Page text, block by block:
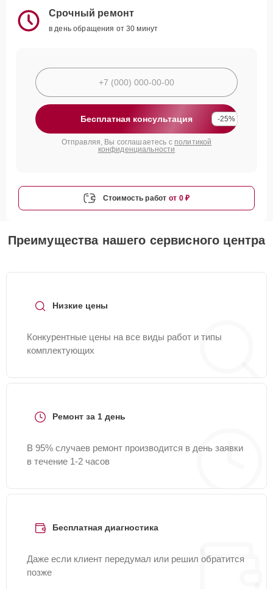
Срочный ремонт
в день обращения от 30 минут
Бесплатная консультация -25%
Отправляя, Вы соглашаетесь с политикой
конфиденциальности
Стоимость работ от 0 ₽
Преимущества нашего сервисного центра
Низкие цены
Конкурентные цены на все виды работ и типы
комплектующих
Ремонт за 1 день
В 95% случаев ремонт производится в день заявки
в течение 1-2 часов
Бесплатная диагностика
Даже если клиент передумал или решил обратится
позже